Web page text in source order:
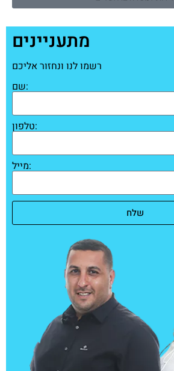
מתעניינים
רשמו לנו ונחזור אליכם
שם:
טלפון:
מייל:
שלח